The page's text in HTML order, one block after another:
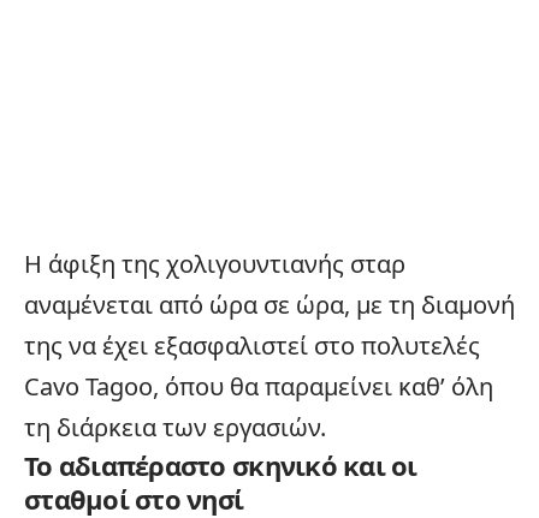
Η άφιξη της χολιγουντιανής σταρ
αναμένεται από ώρα σε ώρα, με τη διαμονή
της να έχει εξασφαλιστεί στο πολυτελές
Cavo Tagoo, όπου θα παραμείνει καθ’ όλη
τη διάρκεια των εργασιών.
Το αδιαπέραστο σκηνικό και οι
σταθμοί στο νησί